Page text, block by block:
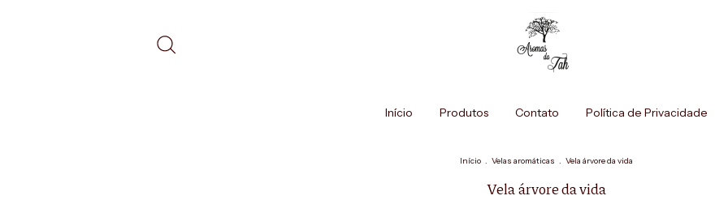
Início Produtos Contato Política de Privacidade
Início . Velas aromáticas . Vela árvore da vida
Vela árvore da vida